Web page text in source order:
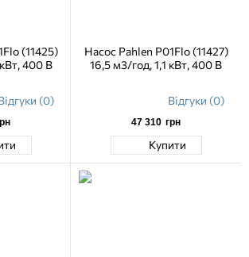
(11425)
400 В
(0)
Насос Pahlen P01Flo (11427)
16,5 м3/год, 1,1 кВт, 400 В
Відгуки (0)
47 310 грн
Купити